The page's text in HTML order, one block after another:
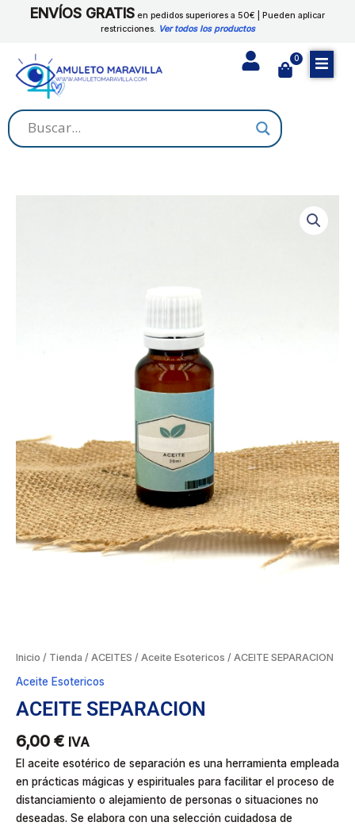
ENVÍOS GRATIS en pedidos superiores a 50€ | Pueden aplicar
restricciones. Ver todos los productos
0
Cart
Inicio / Tienda / ACEITES / Aceite Esotericos / ACEITE SEPARACION
Aceite Esotericos
ACEITE SEPARACION
6,00 € IVA
El aceite esotérico de separación es una herramienta empleada
en prácticas mágicas y espirituales para facilitar el proceso de
distanciamiento o alejamiento de personas o situaciones no
deseadas. Se elabora con una selección cuidadosa de